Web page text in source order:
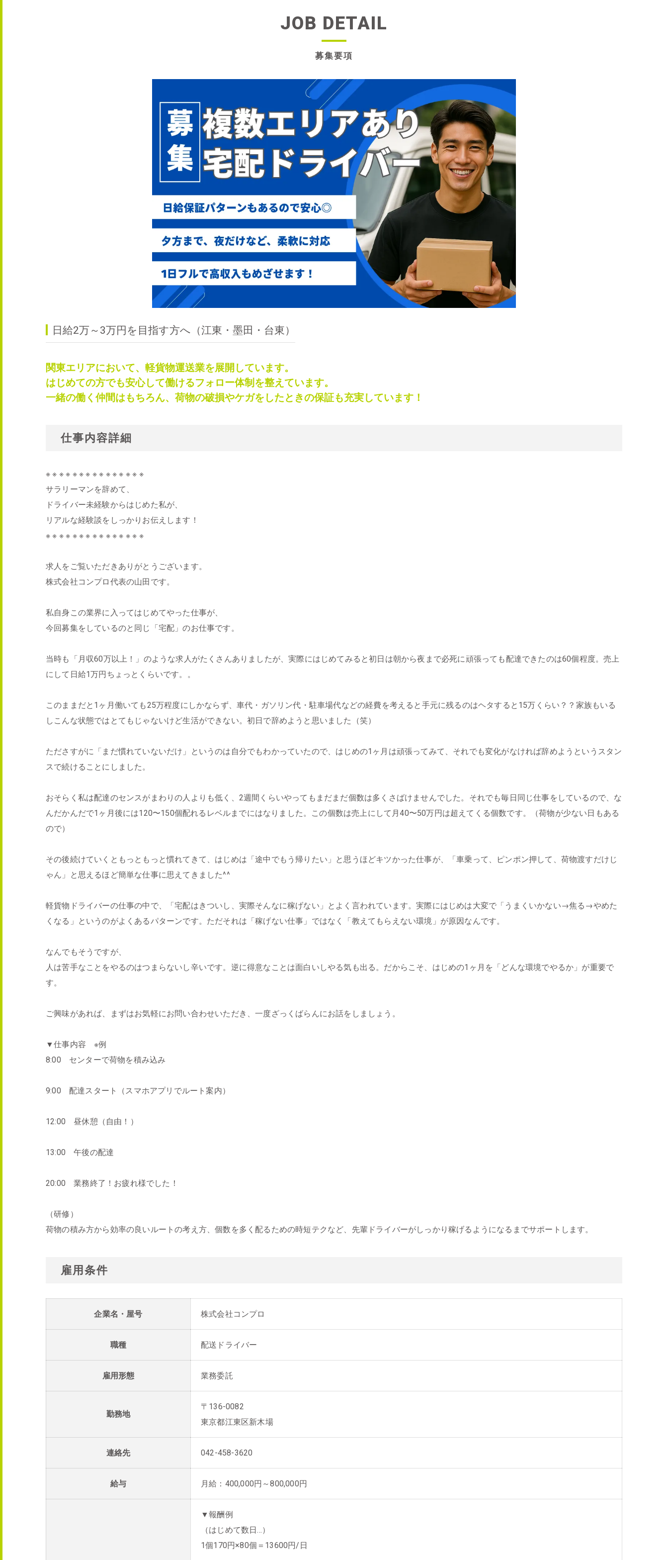
募集要項
JOB DETAIL
日給2万～3万円を目指す方へ（江東・墨田・台東）
関東エリアにおいて、軽貨物運送業を展開しています。
はじめての方でも安心して働けるフォロー体制を整えています。
一緒の働く仲間はもちろん、荷物の破損やケガをしたときの保証も充実しています！
仕事内容詳細
※ ※ ※ ※ ※ ※ ※ ※ ※ ※ ※ ※ ※ ※ ※
サラリーマンを辞めて、
ドライバー未経験からはじめた私が、
リアルな経験談をしっかりお伝えします！
※ ※ ※ ※ ※ ※ ※ ※ ※ ※ ※ ※ ※ ※ ※
求人をご覧いただきありがとうございます。
株式会社コンプロ代表の山田です。
私自身この業界に入ってはじめてやった仕事が、
今回募集をしているのと同じ「宅配」のお仕事です。
当時も「月収60万以上！」のような求人がたくさんありましたが、実際にはじめてみると初日は朝から夜まで必死に頑張っても配達できたのは60個程度。売上
にして日給1万円ちょっとくらいです。。
このままだと1ヶ月働いても25万程度にしかならず、車代・ガソリン代・駐車場代などの経費を考えると手元に残るのはヘタすると15万くらい？？家族もいる
しこんな状態ではとてもじゃないけど生活ができない。初日で辞めようと思いました（笑）
たださすがに「まだ慣れていないだけ」というのは自分でもわかっていたので、はじめの1ヶ月は頑張ってみて、それでも変化がなければ辞めようというスタン
スで続けることにしました。
おそらく私は配達のセンスがまわりの人よりも低く、2週間くらいやってもまだまだ個数は多くさばけませんでした。それでも毎日同じ仕事をしているので、な
んだかんだで1ヶ月後には120〜150個配れるレベルまでにはなりました。この個数は売上にして月40〜50万円は超えてくる個数です。（荷物が少ない日もある
ので）
その後続けていくともっともっと慣れてきて、はじめは「途中でもう帰りたい」と思うほどキツかった仕事が、「車乗って、ピンポン押して、荷物渡すだけじ
ゃん」と思えるほど簡単な仕事に思えてきました^^
軽貨物ドライバーの仕事の中で、「宅配はきついし、実際そんなに稼げない」とよく言われています。実際にはじめは大変で「うまくいかない→焦る→やめた
くなる」というのがよくあるパターンです。ただそれは「稼げない仕事」ではなく「教えてもらえない環境」が原因なんです。
なんでもそうですが、
人は苦手なことをやるのはつまらないし辛いです。逆に得意なことは面白いしやる気も出る。だからこそ、はじめの1ヶ月を「どんな環境でやるか」が重要で
す。
ご興味があれば、まずはお気軽にお問い合わせいただき、一度ざっくばらんにお話をしましょう。
▼仕事内容 ※例
8:00 センターで荷物を積み込み
9:00 配達スタート（スマホアプリでルート案内）
12:00 昼休憩（自由！）
13:00 午後の配達
20:00 業務終了！お疲れ様でした！
（研修）
荷物の積み方から効率の良いルートの考え方、個数を多く配るための時短テクなど、先輩ドライバーがしっかり稼げるようになるまでサポートします。
雇用条件
企業名・屋号 株式会社コンプロ
職種 配送ドライバー
雇用形態 業務委託
勤務地
〒136-0082
東京都江東区新木場
連絡先 042-458-3620
給与 月給：400,000円～800,000円
▼報酬例
（はじめて数日...）
1個170円×80個＝13600円/日